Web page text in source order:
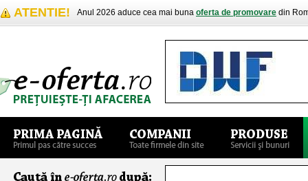
ATENTIE! Anul 2026 aduce cea mai buna oferta de promovare din